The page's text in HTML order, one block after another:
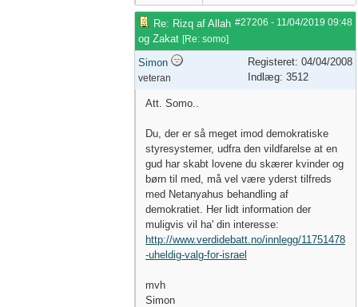
#27206 - 11/04/2019 09:48
Re: Rizq af Allah
og Zakat [Re: somo]
Simon
veteran
Registeret: 04/04/2008
Indlæg: 3512
Att. Somo..
Du, der er så meget imod demokratiske
styresystemer, udfra den vildfarelse at en
gud har skabt lovene du skærer kvinder og
børn til med, må vel være yderst tilfreds
med Netanyahus behandling af
demokratiet. Her lidt information der
muligvis vil ha' din interesse:
http://www.verdidebatt.no/innlegg/11751478
-uheldig-valg-for-israel
mvh
Simon